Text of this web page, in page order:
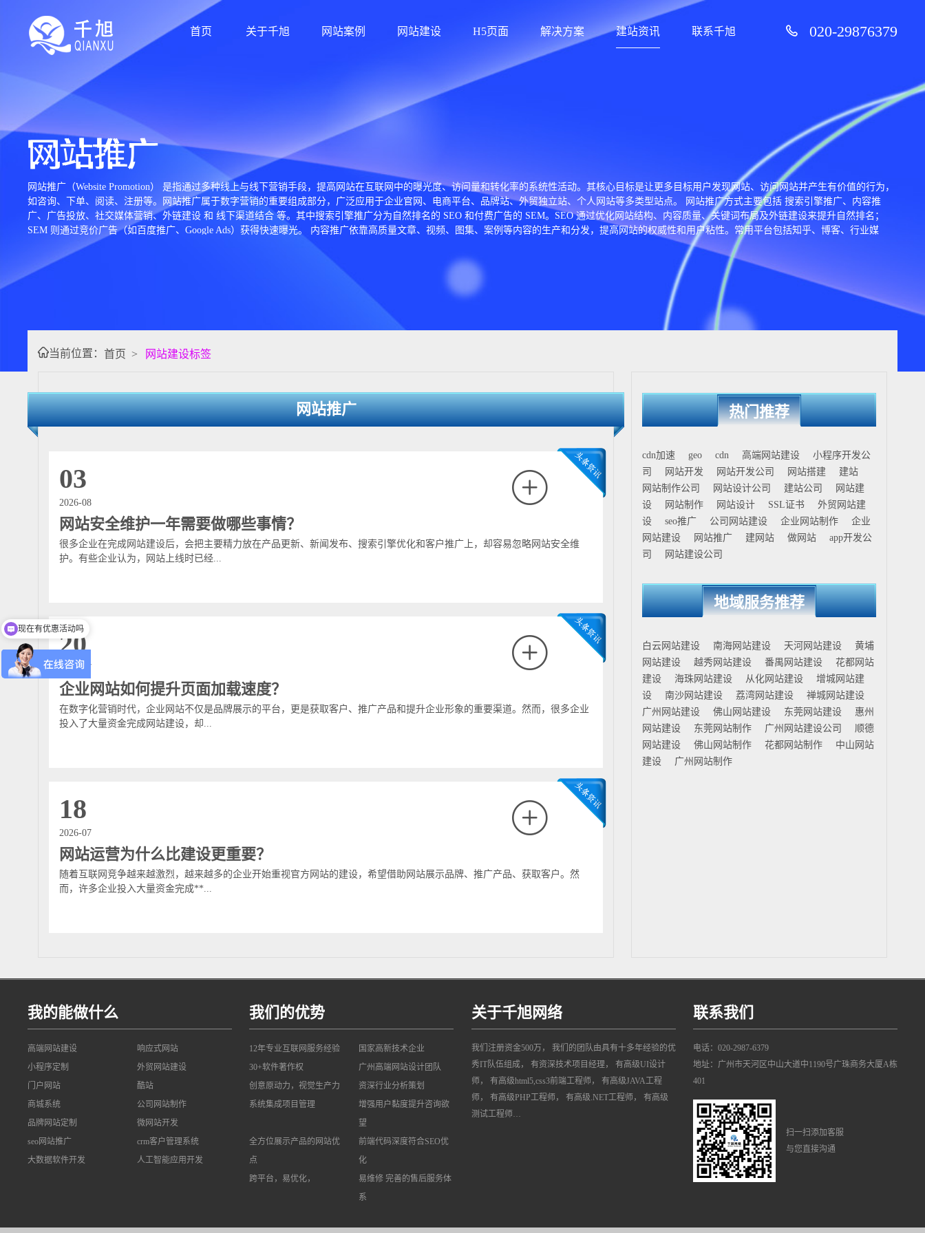
首页 关于千旭 网站案例 网站建设 H5页面 解决方案 建站资讯 联系千旭 020-29876379
网站推广
网站推广（Website Promotion） 是指通过多种线上与线下营销手段，提高网站在互联网中的曝光度、访问量和转化率的系统性活动。其核心目标是让更多目标用户发现网站、访问网站并产生有价值的行为，
如咨询、下单、阅读、注册等。网站推广属于数字营销的重要组成部分，广泛应用于企业官网、电商平台、品牌站、外贸独立站、个人网站等多类型站点。 网站推广方式主要包括 搜索引擎推广、内容推
广、广告投放、社交媒体营销、外链建设 和 线下渠道结合 等。其中搜索引擎推广分为自然排名的 SEO 和付费广告的 SEM。SEO 通过优化网站结构、内容质量、关键词布局及外链建设来提升自然排名；
SEM 则通过竞价广告（如百度推广、Google Ads）获得快速曝光。 内容推广依靠高质量文章、视频、图集、案例等内容的生产和分发，提高网站的权威性和用户粘性。常用平台包括知乎、博客、行业媒
体、自媒体平台等。社交媒体推广利用微博、小红书、TikTok 等平台，借助话题、互动与广告扩大网站影响力。 广告投放是网站快速获客的重要方式，涵盖搜索广告、信息流广告、展示广告、再营销广告
（Remarketing）等。通过精准投放和数据分析，可以将潜在用户有效引导至网站。对于外贸网站，还会使用 Google Ads、Meta Ads、Pinterest Ads 等国际广告渠道。 网站推广还重视数据监控与效果评估。常
用工具包括百度统计、Google Analytics、Search Console、广告后台分析系统等，用于监测流量来源、用户行为、页面停留时间、跳出率和转化率。通过持续分析数据，企业可以优化推广策略，提高获客成本
效率。 此外，网站推广也需关注品牌建设，包括口碑维护、线上公关、KOL 合作、行业论坛互动等。强品牌形象能够提升用户信任度，从而提高推广效果。 一个完善的网站推广体系，必须结合企业目标、
行业特性、预算规模和用户群体进行定制化策略制定。优秀的网站推广不仅提升访问量，更能为企业带来稳定、高质量的潜在客户，实现长期业务增长。
当前位置： 首页 > 网站建设标签
网站推广
03
2026-08
网站安全维护一年需要做哪些事情？
很多企业在完成网站建设后，会把主要精力放在产品更新、新闻发布、搜索引擎优化和客户推广上，却容易忽略网站安全维
护。有些企业认为，网站上线时已经...
20
2026-07
企业网站如何提升页面加载速度？
在数字化营销时代，企业网站不仅是品牌展示的平台，更是获取客户、推广产品和提升企业形象的重要渠道。然而，很多企业
投入了大量资金完成网站建设，却...
18
2026-07
网站运营为什么比建设更重要？
随着互联网竞争越来越激烈，越来越多的企业开始重视官方网站的建设，希望借助网站展示品牌、推广产品、获取客户。然
而，许多企业投入大量资金完成**...
热门推荐
cdn加速 geo cdn 高端网站建设
小程序开发公
司
网站开发 网站开发公司 网站搭建
建站
网站制作公司
网站设计公司 建站公司
网站建
设
网站制作 网站设计 SSL证书
外贸网站建
设
seo推广 公司网站建设 企业网站制作
企业
网站建设
网站推广 建网站 做网站
app开发公
司
网站建设公司
地域服务推荐
白云网站建设 南海网站建设 天河网站建设
黄埔
网站建设
越秀网站建设 番禺网站建设
花都网站
建设
海珠网站建设 从化网站建设
增城网站建
设
南沙网站建设 荔湾网站建设
禅城网站建设
广州网站建设
佛山网站建设 东莞网站建设
惠州
网站建设
东莞网站制作 广州网站建设公司
顺德
网站建设
佛山网站制作 花都网站制作
中山网站
建设
广州网站制作
我的能做什么
高端网站建设
响应式网站
小程序定制
外贸网站建设
门户网站
酷站
商城系统
公司网站制作
品牌网站定制
微网站开发
seo网站推广
crm客户管理系统
大数据软件开发
人工智能应用开发
我们的优势
12年专业互联网服务经验
国家高新技术企业
30+软件著作权
广州高端网站设计团队
创意原动力，视觉生产力
资深行业分析策划
系统集成项目管理
增强用户黏度提升咨询欲
望
全方位展示产品的网站优
点
前端代码深度符合SEO优
化
跨平台，易优化，
易维修 完善的售后服务体
系
关于千旭网络
我们注册资金500万， 我们的团队由具有十多年经验的优
秀IT队伍组成， 有资深技术项目经理， 有高级UI设计
师， 有高级html5,css3前端工程师， 有高级JAVA工程
师， 有高级PHP工程师， 有高级.NET工程师， 有高级
测试工程师…
联系我们
电话：020-2987-6379
地址：广州市天河区中山大道中1190号广珠商务大厦A栋
401
扫一扫添加客服
与您直接沟通
现在有优惠活动吗